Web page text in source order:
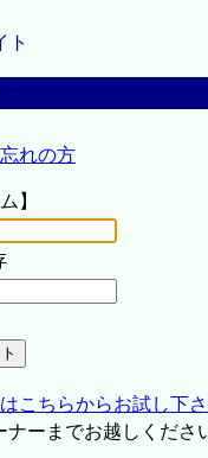
ト
れの方
】
こちらからお試し下
ーまでお越しくださ